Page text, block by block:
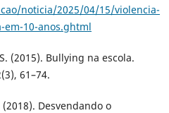
noticia/2025/04/15/violencia-
10-anos.ghtml
(2015). Bullying na escola.
61–74.
Desvendando o